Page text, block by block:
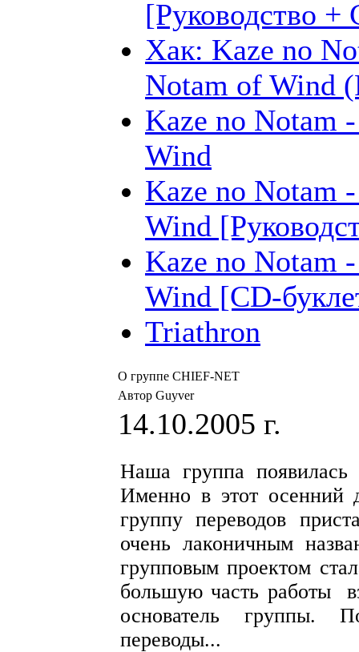
[Руководство +
Хак: Kaze no
Notam of Wind
Kaze no Notam
Wind
Kaze no Notam
Wind
Kaze no Notam
Wind [CD-
Triathron
О группе CHIEF-NET
Автор Guyver
14.10.2005 г.
Наша группа
Именно в этот осенний
группу переводов
очень лаконичным
групповым проектом
большую часть работы
основатель группы.
переводы...